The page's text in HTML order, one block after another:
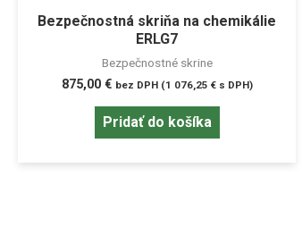
Bezpečnostná skriňa na chemikálie
ERLG7
Bezpečnostné skrine
875,00 € bez DPH (1 076,25 €s DPH)
Pridať do košíka